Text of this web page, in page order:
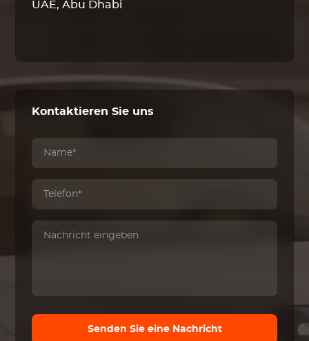
UAE, Abu Dhabi
Kontaktieren Sie uns
Senden Sie eine Nachricht